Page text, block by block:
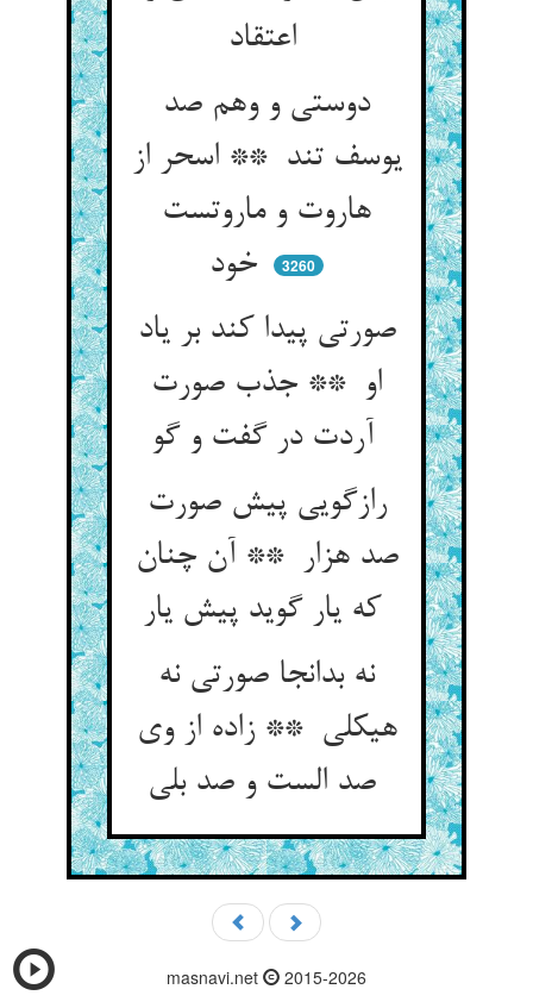
اعتقاد
دوستی و وهم صد
یوسف تند ** اسحر از
هاروت و ماروتست
3260
صورتی پیدا کند بر یاد
او ** جذب صورت
رازگویی پیش صورت
صد هزار ** آن چنان
نه بدانجا صورتی نه
هیکلی ** زاده از وی
masnavi.net 2015-2026